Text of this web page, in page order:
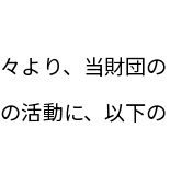
より、当財団の
活動に、以下の